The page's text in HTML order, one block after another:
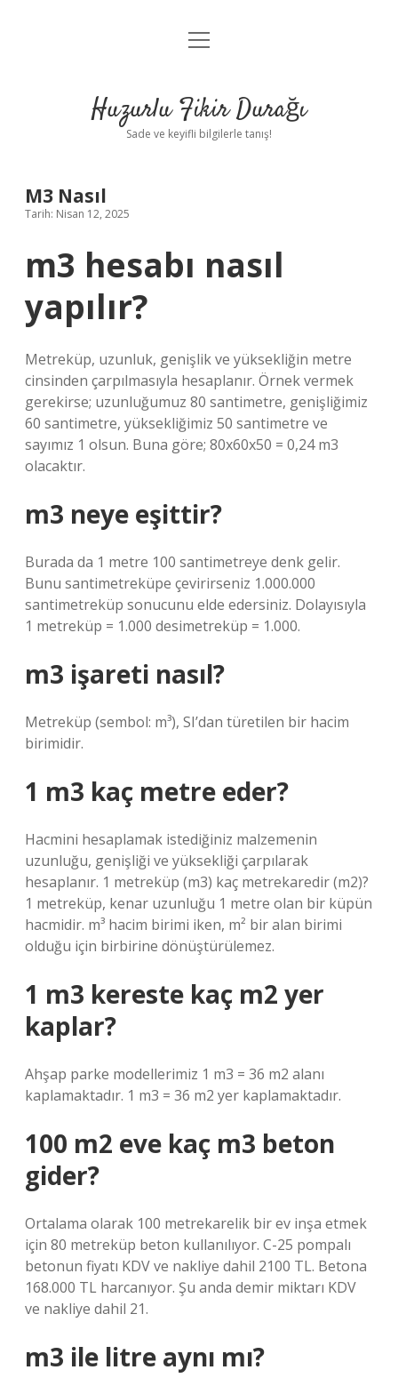
Anasayfa
Yasal Uyarı
menüyü
Huzurlu Fikir Durağı
Sade ve keyifli bilgilerle tanış!
M3 Nasıl
Tarih: Nisan 12, 2025
m3 hesabı nasıl
yapılır?
Metreküp, uzunluk, genişlik ve yüksekliğin metre
cinsinden çarpılmasıyla hesaplanır. Örnek vermek
gerekirse; uzunluğumuz 80 santimetre, genişliğimiz
60 santimetre, yüksekliğimiz 50 santimetre ve
sayımız 1 olsun. Buna göre; 80x60x50 = 0,24 m3
olacaktır.
m3 neye eşittir?
Burada da 1 metre 100 santimetreye denk gelir.
Bunu santimetreküpe çevirirseniz 1.000.000
santimetreküp sonucunu elde edersiniz. Dolayısıyla
1 metreküp = 1.000 desimetreküp = 1.000.
m3 işareti nasıl?
Metreküp (sembol: m³), ​​SI’dan türetilen bir hacim
birimidir.
1 m3 kaç metre eder?
Hacmini hesaplamak istediğiniz malzemenin
uzunluğu, genişliği ve yüksekliği çarpılarak
hesaplanır. 1 metreküp (m3) kaç metrekaredir (m2)?
1 metreküp, kenar uzunluğu 1 metre olan bir küpün
hacmidir. m³ hacim birimi iken, m² bir alan birimi
olduğu için birbirine dönüştürülemez.
1 m3 kereste kaç m2 yer
kaplar?
Ahşap parke modellerimiz 1 m3 = 36 m2 alanı
kaplamaktadır. 1 m3 = 36 m2 yer kaplamaktadır.
100 m2 eve kaç m3 beton
gider?
Ortalama olarak 100 metrekarelik bir ev inşa etmek
için 80 metreküp beton kullanılıyor. C-25 pompalı
betonun fiyatı KDV ve nakliye dahil 2100 TL. Betona
168.000 TL harcanıyor. Şu anda demir miktarı KDV
ve nakliye dahil 21.
m3 ile litre aynı mı?